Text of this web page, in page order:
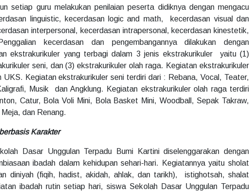
setiap guru melakukan penilaian peserta didiknya dengan mengacu
linguistic, kecerdasan logic and math, kecerdasan visual dan
interpersonal, kecerdasan intrapersonal, kecerdasan kinestetik,
kecerdasan dan pengembangannya dilakukan dengan
ekstrakurikuler yang terbagi dalam 3 jenis ekstrakurikuler yaitu (1)
seni, dan (3) ekstrakurikuler olah raga. Kegiatan ekstrakurikuler
Kegiatan ekstrakurikuler seni terdiri dari : Rebana, Vocal, Teater,
Musik dan Angklung. Kegiatan ekstrakurikuler olah raga terdiri
Catur, Bola Voli Mini, Bola Basket Mini, Woodball, Sepak Takraw,
dan Renang.
Karakter
Dasar Unggulan Terpadu Bumi Kartini diselenggarakan dengan
ibadah dalam kehidupan sehari-hari. Kegiatannya yaitu sholat
diniyah (fiqih, hadist, akidah, ahlak, dan tarikh), istighotsah, shalat
ibadah rutin setiap hari, siswa Sekolah Dasar Unggulan Terpadu